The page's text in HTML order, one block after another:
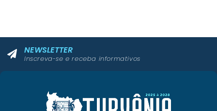
NEWSLETTER
Inscreva-se e receba informativos